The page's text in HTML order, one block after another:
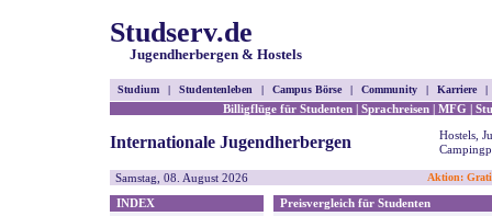
Studserv.de
Jugendherbergen & Hostels
Studium | Studentenleben | Campus Börse | Community | Karriere |
Billigflüge für Studenten | Sprachreisen | MFG |
Internationale Jugendherbergen
Hostels,
Samstag, 08. August 2026 Aktion:
INDEX
Preisvergleich für Studenten